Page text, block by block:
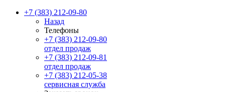
+7 (383) 212-09-80
Назад
Телефоны
+7 (383) 212-09-80
отдел продаж
+7 (383) 212-09-81
отдел продаж
+7 (383) 212-05-38
сервисная служба